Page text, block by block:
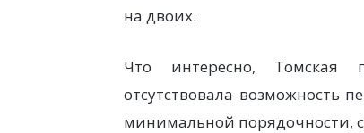
на двоих.
Что интересно, Томская
отсутствовала возможность
минимальной порядочности,